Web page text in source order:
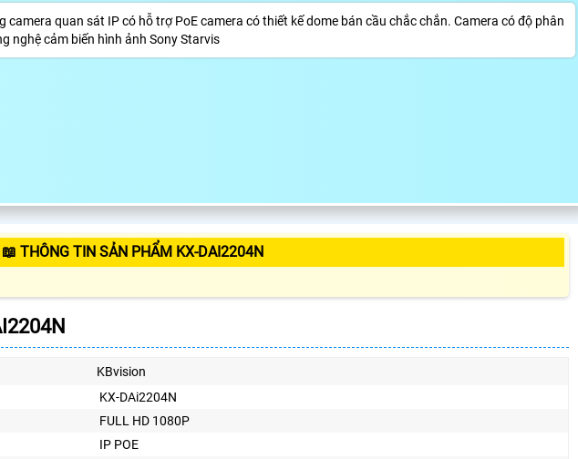
camera quan sát IP có hỗ trợ PoE camera có thiết kế dome bán cầu chắc chắn. Camera có độ phân
nghệ cảm biến hình ảnh Sony Starvis
📖 THÔNG TIN SẢN PHẨM KX-DAI2204N
KBvision
KX-DAi2204N
FULL HD 1080P
IP POE